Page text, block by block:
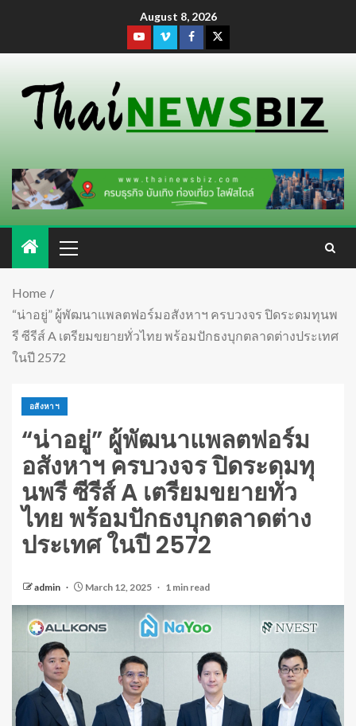
August 8, 2026
Home
“น่าอยู่” ผู้พัฒนาแพลตฟอร์มอสังหาฯ ครบวงจร ปิดระดมทุนพ
รี ซีรีส์ A เตรียมขยายทั่วไทย พร้อมปักธงบุกตลาดต่างประเทศ
ในปี 2572
อสังหาฯ
“น่าอยู่” ผู้พัฒนาแพลตฟอร์ม
อสังหาฯ ครบวงจร ปิดระดมทุ
นพรี ซีรีส์ A เตรียมขยายทั่ว
ไทย พร้อมปักธงบุกตลาดต่าง
ประเทศ ในปี 2572
admin March 12, 2025 1 min read